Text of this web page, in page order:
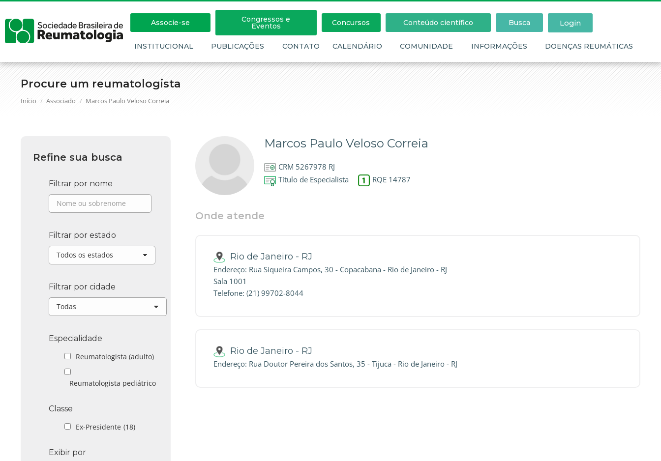
Procure um reumatologista
Você está aqui:
Início Associado Marcos Paulo Veloso Correia
Associe-se Congressos e
Eventos Concursos Conteúdo científico Busca Login
INSTITUCIONAL PUBLICAÇÕES CONTATO CALENDÁRIO COMUNIDADE INFORMAÇÕES DOENÇAS REUMÁTICAS
Marcos Paulo Veloso Correia
CRM 5267978 RJ
Título de Especialista
RQE 14787
Onde atende
Rio de Janeiro - RJ
Endereço: Rua Siqueira Campos, 30 - Copacabana - Rio de Janeiro - RJ
Sala 1001
Telefone: (21) 99702-8044
Rio de Janeiro - RJ
Endereço: Rua Doutor Pereira dos Santos, 35 - Tijuca - Rio de Janeiro - RJ
Refine sua busca
Filtrar por nome
Filtrar por estado
Filtrar por cidade
Especialidade
Reumatologista (adulto)
Reumatologista pediátrico
Classe
Ex-Presidente (18)
Exibir por